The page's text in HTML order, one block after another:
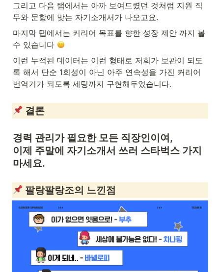
그리고 다음 탭에서는 아까 보여드렸던 것처럼 지원 직
무와 문항에 맞는 자기소개서가 나오고요.
마지막 탭에서는 커리어 목표를 향한 성장 제안 까지 볼
수 있습니다
이런 누적된 데이터는 이런 형태로 저희가 보관이 되도
록 해서 단순 1회성이 아닌 아주 연속성을 가진 커리어
번역기가 되도록 세팅까지 구현해두었습니다.
결론
경력 관리가 필요한 모든 직장인이여,
이제 주말에 자기소개서 쓰러 스타벅스 가지
마세요.
팔랑팔랑조의 느낀점